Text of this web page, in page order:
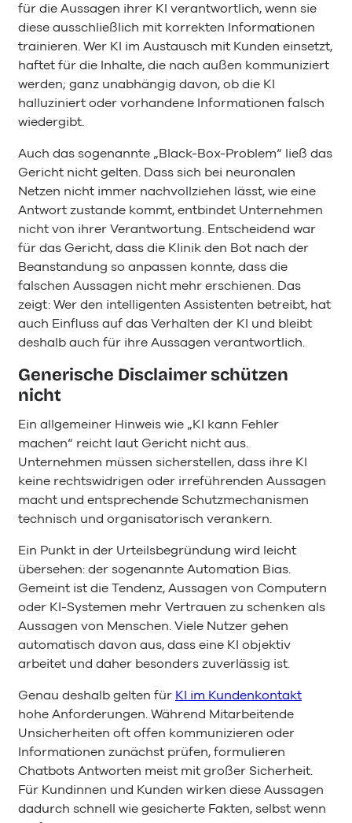
für die Aussagen ihrer KI verantwortlich, wenn sie
diese ausschließlich mit korrekten Informationen
trainieren. Wer KI im Austausch mit Kunden einsetzt,
haftet für die Inhalte, die nach außen kommuniziert
werden; ganz unabhängig davon, ob die KI
halluziniert oder vorhandene Informationen falsch
wiedergibt.
Auch das sogenannte „Black-Box-Problem“ ließ das
Gericht nicht gelten. Dass sich bei neuronalen
Netzen nicht immer nachvollziehen lässt, wie eine
Antwort zustande kommt, entbindet Unternehmen
nicht von ihrer Verantwortung. Entscheidend war
für das Gericht, dass die Klinik den Bot nach der
Beanstandung so anpassen konnte, dass die
falschen Aussagen nicht mehr erschienen. Das
zeigt: Wer den intelligenten Assistenten betreibt, hat
auch Einfluss auf das Verhalten der KI und bleibt
deshalb auch für ihre Aussagen verantwortlich.
Generische Disclaimer schützen
nicht
Ein allgemeiner Hinweis wie „KI kann Fehler
machen“ reicht laut Gericht nicht aus.
Unternehmen müssen sicherstellen, dass ihre KI
keine rechtswidrigen oder irreführenden Aussagen
macht und entsprechende Schutzmechanismen
technisch und organisatorisch verankern.
Ein Punkt in der Urteilsbegründung wird leicht
übersehen: der sogenannte Automation Bias.
Gemeint ist die Tendenz, Aussagen von Computern
oder KI-Systemen mehr Vertrauen zu schenken als
Aussagen von Menschen. Viele Nutzer gehen
automatisch davon aus, dass eine KI objektiv
arbeitet und daher besonders zuverlässig ist.
Genau deshalb gelten fürKI im Kundenkontakt
hohe Anforderungen. Während Mitarbeitende
Unsicherheiten oft offen kommunizieren oder
Informationen zunächst prüfen, formulieren
Chatbots Antworten meist mit großer Sicherheit.
Für Kundinnen und Kunden wirken diese Aussagen
dadurch schnell wie gesicherte Fakten, selbst wenn